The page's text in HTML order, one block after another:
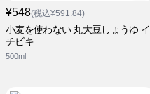
¥548(税込¥591.84)
小麦を使わない 丸大豆しょうゆ イ
チビキ
500ml